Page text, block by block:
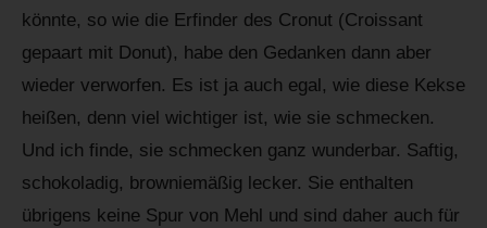
könnte, so wie die Erfinder des Cronut (Croissant
gepaart mit Donut), habe den Gedanken dann aber
wieder verworfen. Es ist ja auch egal, wie diese Kekse
heißen, denn viel wichtiger ist, wie sie schmecken.
Und ich finde, sie schmecken ganz wunderbar. Saftig,
schokoladig, browniemäßig lecker. Sie enthalten
übrigens keine Spur von Mehl und sind daher auch für